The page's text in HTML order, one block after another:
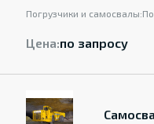
Погрузчики и самосвалы:
Цена:по запросу